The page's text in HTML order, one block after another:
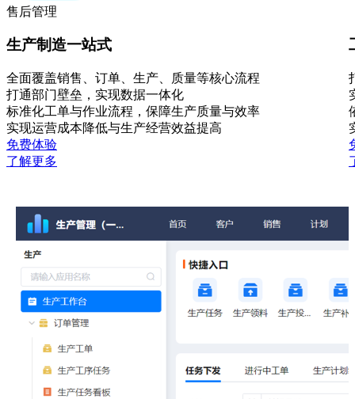
售后管理
生产制造一站式
全面覆盖销售、订单、生产、质量等核心流程
打通部门壁垒，实现数据一体化
标准化工单与作业流程，保障生产质量与效率
实现运营成本降低与生产经营效益提高
免费体验
了解更多